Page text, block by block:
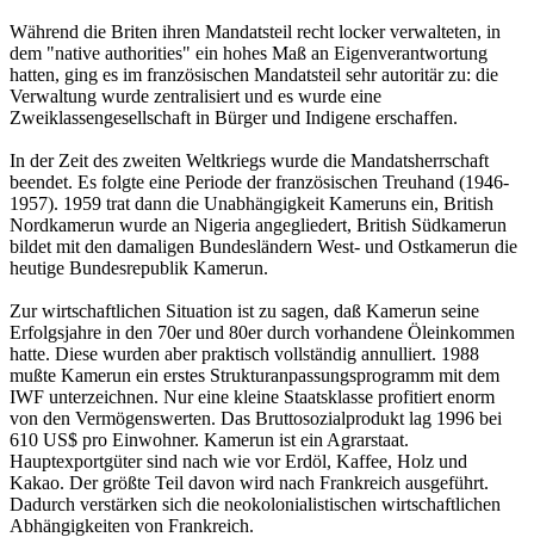
Während die Briten ihren Mandatsteil recht locker verwalteten, in
dem "native authorities" ein hohes Maß an Eigenverantwortung
hatten, ging es im französischen Mandatsteil sehr autoritär zu: die
Verwaltung wurde zentralisiert und es wurde eine
Zweiklassengesellschaft in Bürger und Indigene erschaffen.
In der Zeit des zweiten Weltkriegs wurde die Mandatsherrschaft
beendet. Es folgte eine Periode der französischen Treuhand (1946-
1957). 1959 trat dann die Unabhängigkeit Kameruns ein, British
Nordkamerun wurde an Nigeria angegliedert, British Südkamerun
bildet mit den damaligen Bundesländern West- und Ostkamerun die
heutige Bundesrepublik Kamerun.
Zur wirtschaftlichen Situation ist zu sagen, daß Kamerun seine
Erfolgsjahre in den 70er und 80er durch vorhandene Öleinkommen
hatte. Diese wurden aber praktisch vollständig annulliert. 1988
mußte Kamerun ein erstes Strukturanpassungsprogramm mit dem
IWF unterzeichnen. Nur eine kleine Staatsklasse profitiert enorm
von den Vermögenswerten. Das Bruttosozialprodukt lag 1996 bei
610 US$ pro Einwohner. Kamerun ist ein Agrarstaat.
Hauptexportgüter sind nach wie vor Erdöl, Kaffee, Holz und
Kakao. Der größte Teil davon wird nach Frankreich ausgeführt.
Dadurch verstärken sich die neokolonialistischen wirtschaftlichen
Abhängigkeiten von Frankreich.